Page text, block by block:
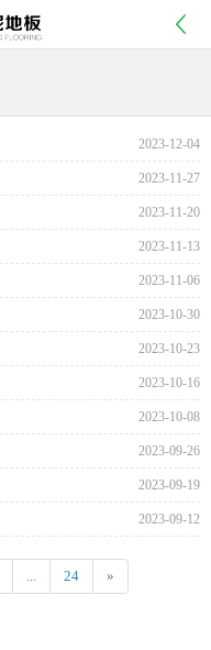
2023-12-04
2023-11-27
2023-11-20
2023-11-13
2023-11-06
2023-10-30
2023-10-23
2023-10-16
2023-10-08
2023-09-26
2023-09-19
2023-09-12
... 24 »